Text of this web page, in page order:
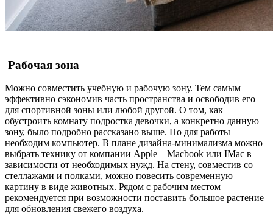
Рабочая зона
Можно совместить учебную и рабочую зону. Тем самым
эффективно сэкономив часть пространства и освободив его
для спортивной зоны или любой другой. О том, как
обустроить комнату подростка девочки, а конкретно данную
зону, было подробно рассказано выше. Но для работы
необходим компьютер. В плане дизайна-минимализма можно
выбрать технику от компании Apple – Macbook или IMac в
зависимости от необходимых нужд. На стену, совместив со
стеллажами и полками, можно повесить современную
картину в виде животных. Рядом с рабочим местом
рекомендуется при возможности поставить большое растение
для обновления свежего воздуха.